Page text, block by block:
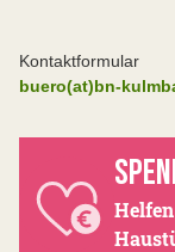
Kontaktformular
buero(at)bn-